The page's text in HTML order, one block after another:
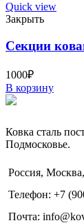
Quick view
Закрыть
Секции
1000₽
В корзину
Ковка сталь
Подмосковье.
Россия,
Телефон: +7
Почта: